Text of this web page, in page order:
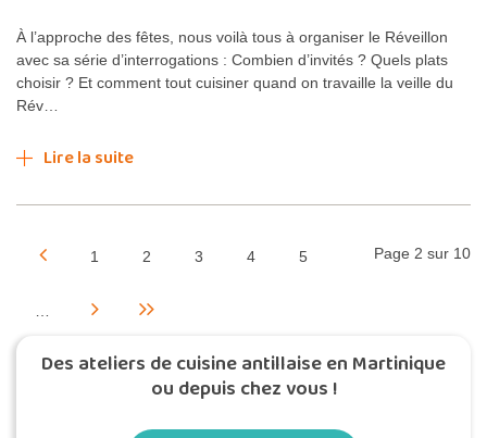
À l’approche des fêtes, nous voilà tous à organiser le Réveillon
avec sa série d’interrogations : Combien d’invités ? Quels plats
choisir ? Et comment tout cuisiner quand on travaille la veille du
Rév…
Lire la suite
Page 2 sur 10
1 2 3 4 5
Des ateliers de cuisine antillaise en Martinique
ou depuis chez vous !